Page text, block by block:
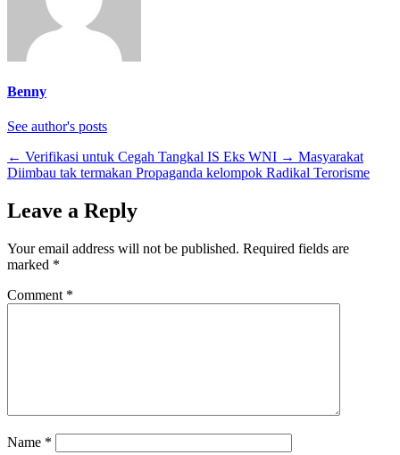
Benny
See author's posts
← Verifikasi untuk Cegah Tangkal IS Eks WNI → Masyarakat
Diimbau tak termakan Propaganda kelompok Radikal Terorisme
Leave a Reply
Your email address will not be published. Required fields are
marked *
Comment *
Name *